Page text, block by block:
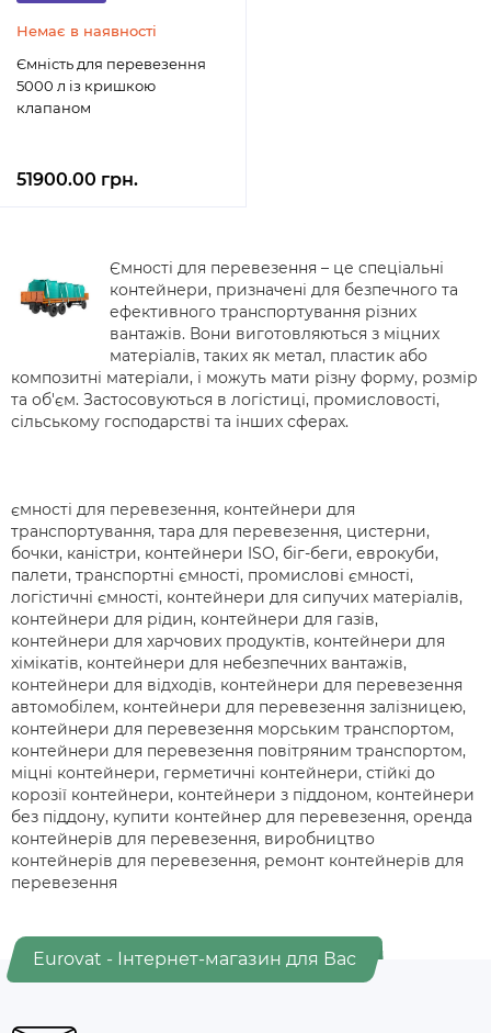
Немає в наявності
Ємність для перевезення
5000 л із кришкою
клапаном
51900.00 грн.
Ємності для перевезення – це спеціальні
контейнери, призначені для безпечного та
ефективного транспортування різних
вантажів. Вони виготовляються з міцних
матеріалів, таких як метал, пластик або
композитні матеріали, і можуть мати різну форму, розмір
та об'єм. Застосовуються в логістиці, промисловості,
сільському господарстві та інших сферах.
ємності для перевезення, контейнери для
транспортування, тара для перевезення, цистерни,
бочки, каністри, контейнери ISO, біг-беги, еврокуби,
палети, транспортні ємності, промислові ємності,
логістичні ємності, контейнери для сипучих матеріалів,
контейнери для рідин, контейнери для газів,
контейнери для харчових продуктів, контейнери для
хімікатів, контейнери для небезпечних вантажів,
контейнери для відходів, контейнери для перевезення
автомобілем, контейнери для перевезення залізницею,
контейнери для перевезення морським транспортом,
контейнери для перевезення повітряним транспортом,
міцні контейнери, герметичні контейнери, стійкі до
корозії контейнери, контейнери з піддоном, контейнери
без піддону, купити контейнер для перевезення, оренда
контейнерів для перевезення, виробництво
контейнерів для перевезення, ремонт контейнерів для
перевезення
Eurovat - Інтернет-магазин для Вас